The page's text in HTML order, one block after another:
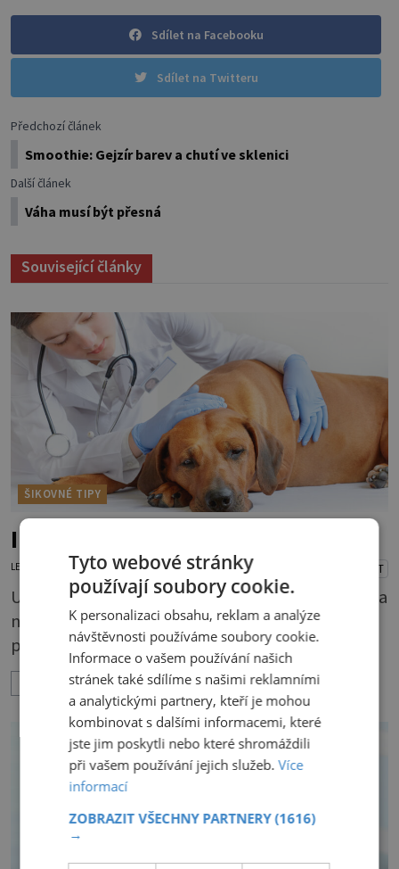
Sdílet na Facebooku
Sdílet na Twitteru
Předchozí článek
Smoothie: Gejzír barev a chutí ve sklenici
Další článek
Váha musí být přesná
Související články
ŠIKOVNÉ TIPY
I psí senior správnou péčí omládne
LENKA KORANDOVÁ 22.7.2026 PŘEHRÁT
U čtyřnohých mazlíčků je to stejné jako u lidí. Na
některém jsou přibývající léta znát hned na
první pohled, u jiného dlouho nic
nezaznamenáte. Přesto byste si měli staršího
psa více všímat, aby vám neunikly důležité
signály, že něco není v pořádku. Včasná péče
mu může prodloužit i zkvalitnit život. Hůře
mohou mít v nepořádku zažívání.
ZOBRAZIT VÍCE
Tyto webové stránky
používají soubory cookie.
K personalizaci obsahu, reklam a analýze
návštěvnosti používáme soubory cookie.
Informace o vašem používání našich
stránek také sdílíme s našimi reklamními
a analytickými partnery, kteří je mohou
kombinovat s dalšími informacemi, které
jste jim poskytli nebo které shromáždili
při vašem používání jejich služeb.Více
informací
ZOBRAZIT VŠECHNY PARTNERY(1616)
→